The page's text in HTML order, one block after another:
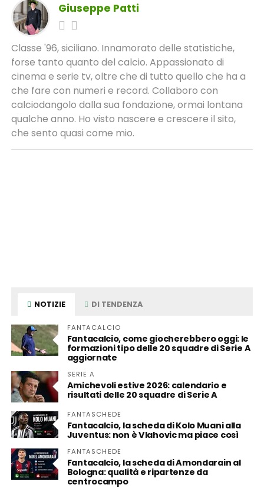
Giuseppe Patti
Classe '96, siciliano. Innamorato delle statistiche,
forse tanto quanto del calcio. Appassionato di
cinema e serie tv, oltre che di tutto quello che ha a
che fare con numeri e record. Collaboro con
calciodangolo dalla sua fondazione, ormai lontana
qualche anno. Ho visto nascere e crescere il sito,
che sento quasi come mio.
NOTIZIE DI TENDENZA
FANTACALCIO
Fantacalcio, come giocherebbero oggi: le
formazioni tipo delle 20 squadre di Serie A
aggiornate
SERIE A
Amichevoli estive 2026: calendario e
risultati delle 20 squadre di Serie A
FANTASCHEDE
Fantacalcio, la scheda di Kolo Muani alla
Juventus: non è Vlahovic ma piace così
FANTASCHEDE
Fantacalcio, la scheda di Amondarain al
Bologna: qualità e ripartenze da
centrocampo